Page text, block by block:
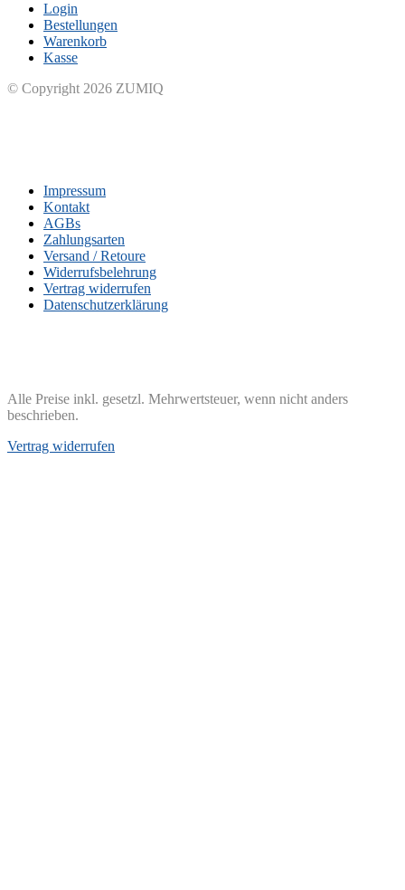
Login
Bestellungen
Warenkorb
Kasse
© Copyright 2026 ZUMIQ
Impressum
Kontakt
AGBs
Zahlungsarten
Versand / Retoure
Widerrufsbelehrung
Vertrag widerrufen
Datenschutzerklärung
Alle Preise inkl. gesetzl. Mehrwertsteuer, wenn nicht anders
beschrieben.
Vertrag widerrufen